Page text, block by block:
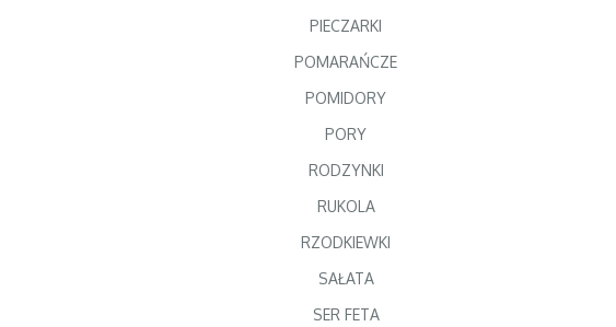
PIECZARKI
POMARAŃCZE
POMIDORY
PORY
RODZYNKI
RUKOLA
RZODKIEWKI
SAŁATA
SER FETA